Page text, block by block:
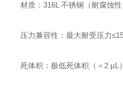
材质：316L 不锈钢（耐腐蚀
压力兼容性：最大耐受压力
死体积：极低死体积（＜2 μL